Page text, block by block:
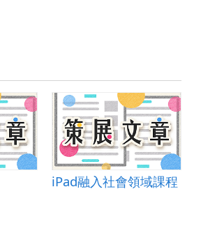
iPad融入社會領域課程